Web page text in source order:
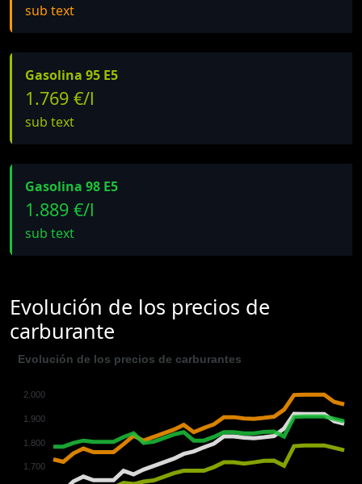
sub text
Gasolina 95 E5
1.769 €/l
sub text
Gasolina 98 E5
1.889 €/l
sub text
Evolución de los precios de
carburante
Evolución de los precios de carburantes
2.000
1.900
1.800
1.700